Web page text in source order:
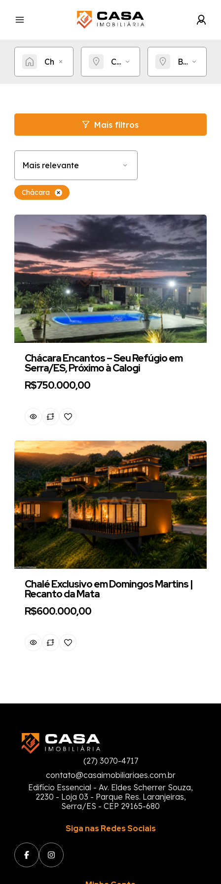
Chácara Cidade Bairro
Mais filtros
Mais relevante
Chácara
Chácara Encantos – Seu Refúgio em
Serra/ES, Próximo à Calogi
R$750.000,00
Chalé Exclusivo em Domingos Martins |
Recanto da Mata
R$600.000,00
(27) 3070-4717
contato@casaimobiliariaes.com.br
Edifício Essencial - Av. Eldes Scherrer Souza,
2230 - Loja 03 - Parque Res. Laranjeiras,
Serra/ES - CEP 29165-680
Siga nas Redes Sociais